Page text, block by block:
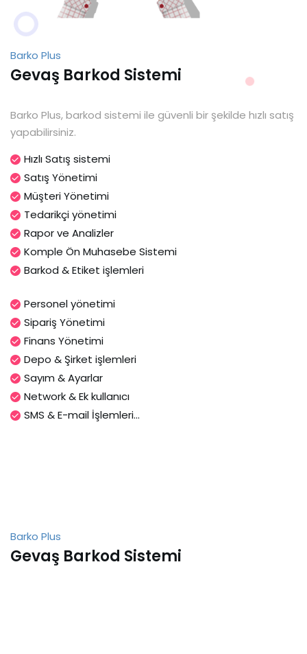
Barko Plus
Gevaş Barkod Sistemi
Barko Plus, barkod sistemi ile güvenli bir şekilde hızlı satış
yapabilirsiniz.
Hızlı Satış sistemi
Satış Yönetimi
Müşteri Yönetimi
Tedarikçi yönetimi
Rapor ve Analizler
Komple Ön Muhasebe Sistemi
Barkod & Etiket işlemleri
Personel yönetimi
Sipariş Yönetimi
Finans Yönetimi
Depo & Şirket işlemleri
Sayım & Ayarlar
Network & Ek kullanıcı
SMS & E-mail İşlemleri...
Barko Plus
Gevaş Barkod Sistemi